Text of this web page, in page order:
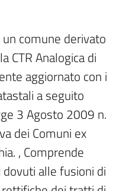
comune derivato
CTR Analogica di
aggiornato con i
a seguito
3 Agosto 2009 n.
dei Comuni ex
, Comprende
alle fusioni di